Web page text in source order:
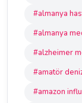
#almanya
#almanya
#alzheimer
#amatör
#amazon